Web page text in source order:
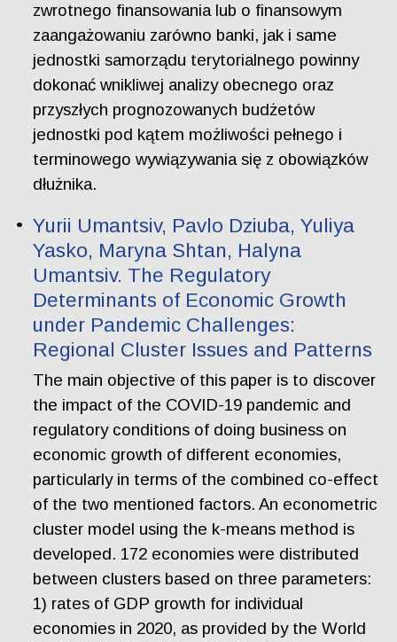
zwrotnego finansowania lub o finansowym
zaangażowaniu zarówno banki, jak i same
jednostki samorządu terytorialnego powinny
dokonać wnikliwej analizy obecnego oraz
przyszłych prognozowanych budżetów
jednostki pod kątem możliwości pełnego i
terminowego wywiązywania się z obowiązków
dłużnika.
Yurii Umantsiv, Pavlo Dziuba, Yuliya
Yasko, Maryna Shtan, Halyna
Umantsiv. The Regulatory
Determinants of Economic Growth
under Pandemic Challenges:
Regional Cluster Issues and Patterns
The main objective of this paper is to discover
the impact of the COVID-19 pandemic and
regulatory conditions of doing business on
economic growth of different economies,
particularly in terms of the combined co-effect
of the two mentioned factors. An econometric
cluster model using the k-means method is
developed. 172 economies were distributed
between clusters based on three parameters:
1) rates of GDP growth for individual
economies in 2020, as provided by the World